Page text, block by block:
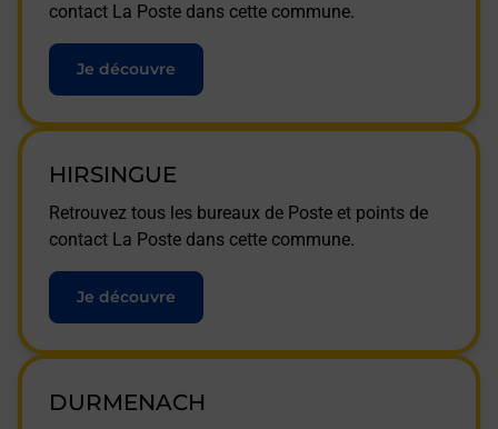
contact La Poste dans cette commune.
Je découvre
HIRSINGUE
Retrouvez tous les bureaux de Poste et points de
contact La Poste dans cette commune.
Je découvre
DURMENACH